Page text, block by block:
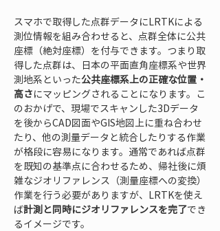
スマホで取得した点群データにLRTKによる
測位情報を組み合わせると、点群全体に公共
座標（絶対座標）を付与できます。つまり取
得した点群は、日本の平面直角座標系や世界
測地系といった公共座標系上の正確な位置・
高さにマッピングされることになります。こ
のおかげで、現場でスキャンした3Dデータ
を後からCAD図面やGIS地図上に重ね合わせ
たり、他の測量データと統合したりする作業
が格段に容易になります。通常であれば点群
を既知の基準点に合わせるため、帰社後に煩
雑なジオリファレンス（測量座標への変換）
作業を行う必要がありますが、LRTKを使え
ば計測と同時にジオリファレンスを完了でき
るイメージです。